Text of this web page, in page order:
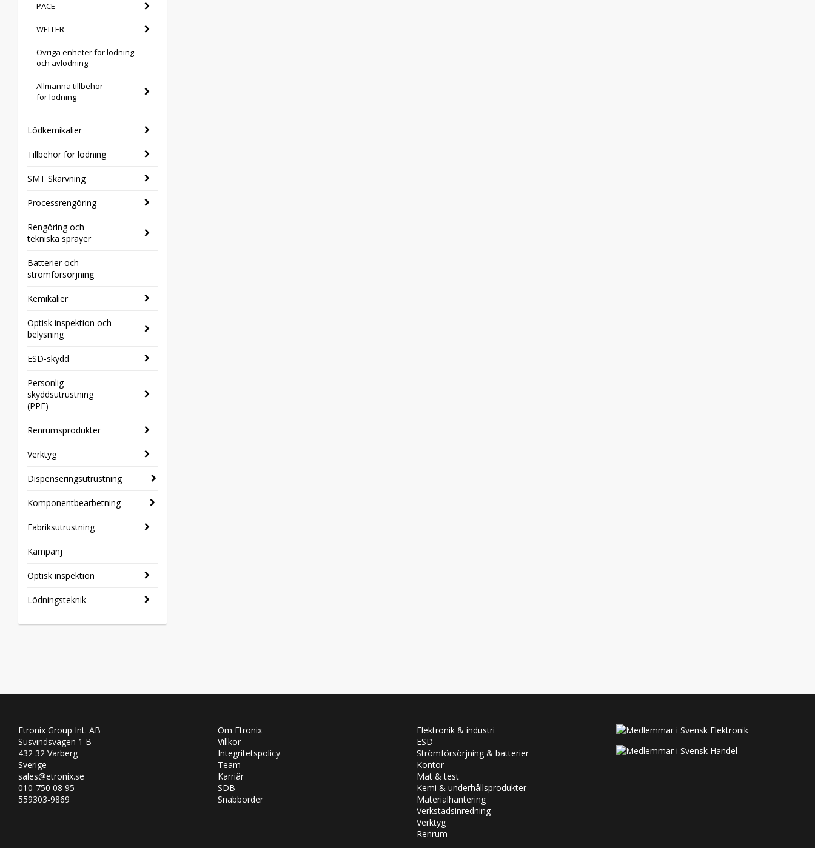
PACE
WELLER
Övriga enheter för lödning
och avlödning
Allmänna tillbehör
för lödning
Lödkemikalier
Tillbehör för lödning
SMT Skarvning
Processrengöring
Rengöring och
tekniska sprayer
Batterier och
strömförsörjning
Kemikalier
Optisk inspektion och
belysning
ESD-skydd
Personlig
skyddsutrustning
(PPE)
Renrumsprodukter
Verktyg
Dispenseringsutrustning
Komponentbearbetning
Fabriksutrustning
Kampanj
Optisk inspektion
Lödningsteknik
Etronix Group Int. AB
Susvindsvägen 1 B
432 32 Varberg
Sverige
sales@etronix.se
010-750 08 95
559303-9869
Om Etronix
Villkor
Integritetspolicy
Team
Karriär
SDB
Snabborder
Elektronik & industri
ESD
Strömförsörjning & batterier
Kontor
Mät & test
Kemi & underhållsprodukter
Materialhantering
Verkstadsinredning
Verktyg
Renrum